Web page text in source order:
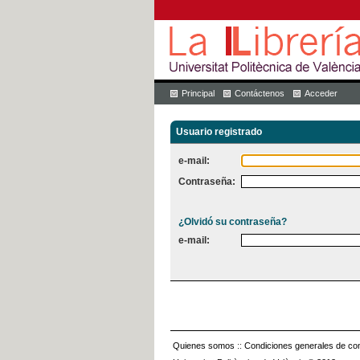
Principal Contáctenos Acceder
Usuario registrado
e-mail:
Contraseña:
¿Olvidó su contraseña?
e-mail:
Quienes somos :: Condiciones generales de